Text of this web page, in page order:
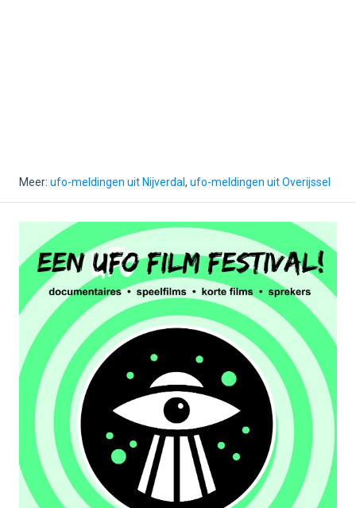
Meer: ufo-meldingen uit Nijverdal , ufo-meldingen uit Overijssel